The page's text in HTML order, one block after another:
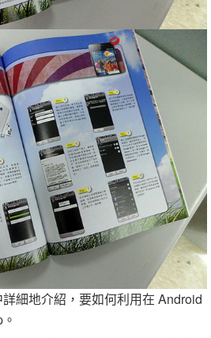
細地介紹，要如何利用在 Android